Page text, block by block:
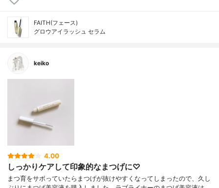
FAITH(フェース)
グロウアイラッシュ セラム
keiko
4.00
しっかりケアして印象的なまつげに♡
まつ育をサボっていたらまつげが抜けやすくなってしまったので、久し